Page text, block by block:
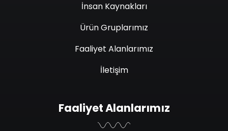
İnsan Kaynakları
Ürün Gruplarımız
Faaliyet Alanlarımız
İletişim
Faaliyet Alanlarımız